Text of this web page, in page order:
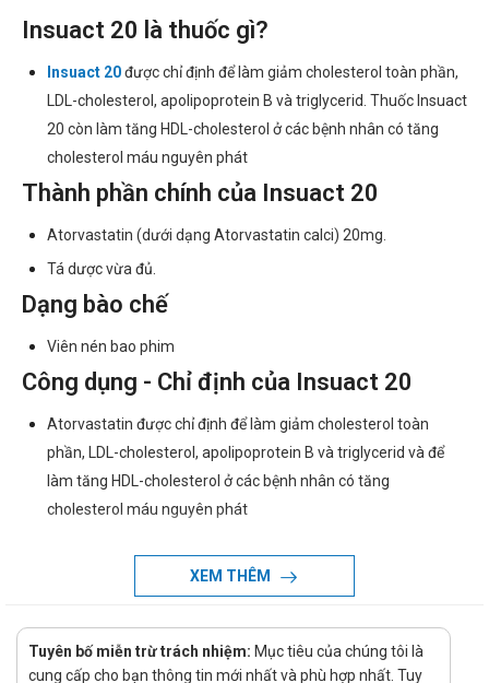
Insuact 20 là thuốc gì?
Insuact 20được chỉ định để làm giảm cholesterol toàn phần,
LDL-cholesterol, apolipoprotein B và triglycerid. Thuốc Insuact
20 còn làm tăng HDL-cholesterol ở các bệnh nhân có tăng
cholesterol máu nguyên phát
Thành phần chính của Insuact 20
Atorvastatin (dưới dạng Atorvastatin calci) 20mg.
Tá dược vừa đủ.
Dạng bào chế
Viên nén bao phim
Công dụng - Chỉ định của Insuact 20
Atorvastatin được chỉ định để làm giảm cholesterol toàn
phần, LDL-cholesterol, apolipoprotein B và triglycerid và để
làm tăng HDL-cholesterol ở các bệnh nhân có tăng
cholesterol máu nguyên phát
phần và LDL-cholesterol ở các bệnh nhân có tăng cholesterol
máu có tính gia đình đồng hợp tử khi chế độ ăn.
XEM THÊM
Tuyên bố miễn trừ trách nhiệm: Mục tiêu của chúng tôi là
cung cấp cho bạn thông tin mới nhất và phù hợp nhất. Tuy